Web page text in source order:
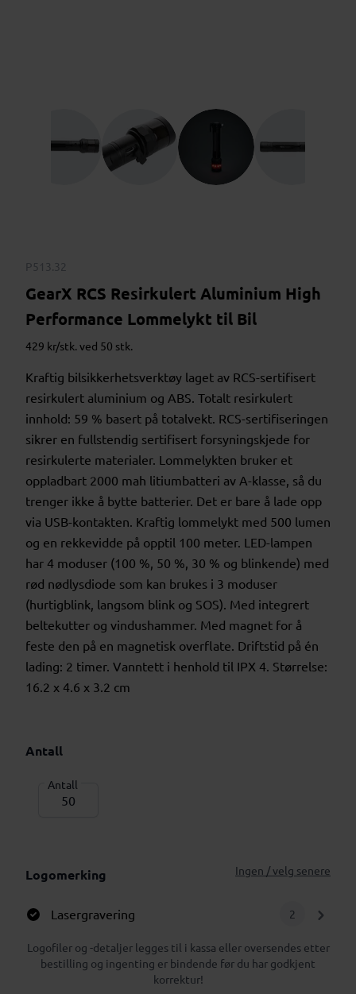
P513.32
GearX RCS Resirkulert Aluminium High
Performance Lommelykt til Bil
429 kr/stk. ved 50 stk.
Kraftig bilsikkerhetsverktøy laget av RCS-sertifisert
resirkulert aluminium og ABS. Totalt resirkulert
innhold: 59 % basert på totalvekt. RCS-sertifiseringen
sikrer en fullstendig sertifisert forsyningskjede for
resirkulerte materialer. Lommelykten bruker et
oppladbart 2000 mah litiumbatteri av A-klasse, så du
trenger ikke å bytte batterier. Det er bare å lade opp
via USB-kontakten. Kraftig lommelykt med 500 lumen
og en rekkevidde på opptil 100 meter. LED-lampen
har 4 moduser (100 %, 50 %, 30 % og blinkende) med
rød nødlysdiode som kan brukes i 3 moduser
(hurtigblink, langsom blink og SOS). Med integrert
beltekutter og vindushammer. Med magnet for å
feste den på en magnetisk overflate. Driftstid på én
lading: 2 timer. Vanntett i henhold til IPX 4. Størrelse:
16.2 x 4.6 x 3.2 cm
Antall
Antall
Logomerking Ingen / velg senere
Lasergravering 2
Logofiler og -detaljer legges til i kassa eller oversendes etter
bestilling og ingenting er bindende før du har godkjent
korrektur!